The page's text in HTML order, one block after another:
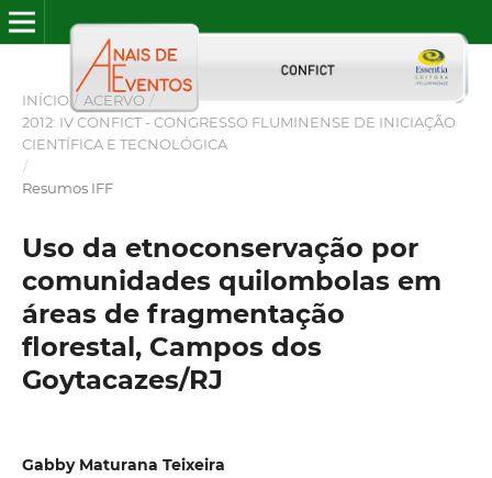
INÍCIO / ACERVO /
2012: IV CONFICT - CONGRESSO FLUMINENSE DE INICIAÇÃO
CIENTÍFICA E TECNOLÓGICA
/
Resumos IFF
Uso da etnoconservação por
comunidades quilombolas em
áreas de fragmentação
florestal, Campos dos
Goytacazes/RJ
Gabby Maturana Teixeira